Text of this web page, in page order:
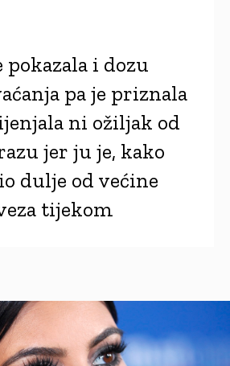
pokazala i dozu
pa je priznala
ni ožiljak od
jer ju je, kako
dulje od većine
tijekom